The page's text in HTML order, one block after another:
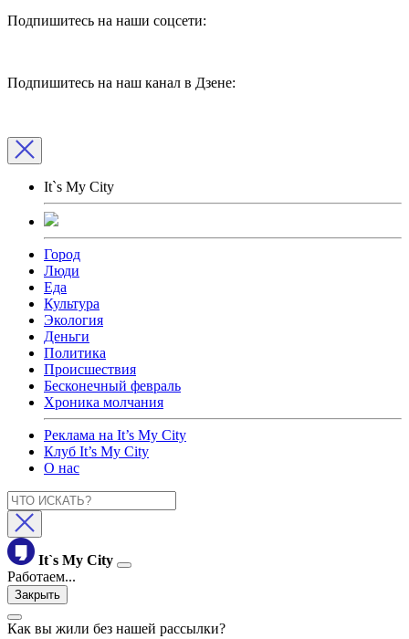
Подпишитесь на наши соцсети:
Подпишитесь на наш канал в Дзене:
It`s My City
Город
Люди
Еда
Культура
Экология
Деньги
Политика
Происшествия
Бесконечный февраль
Хроника молчания
Реклама на It’s My City
Клуб It’s My City
О нас
It`s My City
Работаем...
Закрыть
Как вы жили без нашей рассылки?